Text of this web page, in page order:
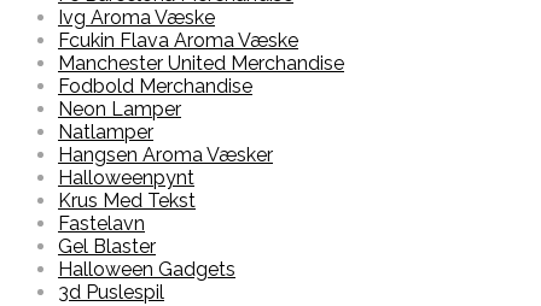
Ivg Aroma Væske
Fcukin Flava Aroma Væske
Manchester United Merchandise
Fodbold Merchandise
Neon Lamper
Natlamper
Hangsen Aroma Væsker
Halloweenpynt
Krus Med Tekst
Fastelavn
Gel Blaster
Halloween Gadgets
3d Puslespil